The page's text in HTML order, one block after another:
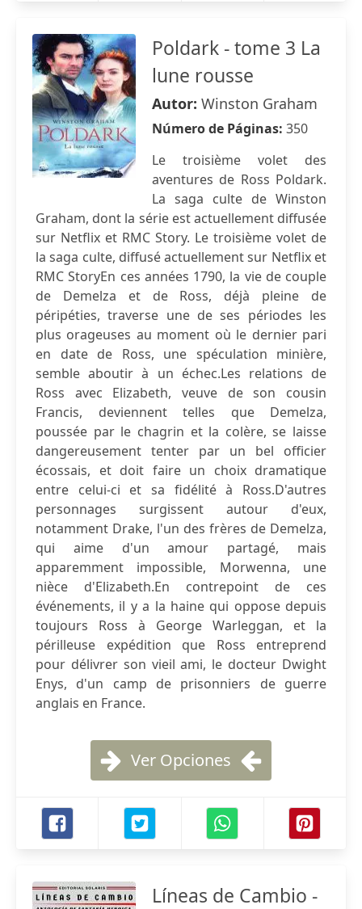
Poldark - tome 3 La
lune rousse
Autor: Winston Graham
Número de Páginas: 350
Le troisième volet des
aventures de Ross Poldark.
La saga culte de Winston
Graham, dont la série est actuellement diffusée
sur Netflix et RMC Story. Le troisième volet de
la saga culte, diffusé actuellement sur Netflix et
RMC StoryEn ces années 1790, la vie de couple
de Demelza et de Ross, déjà pleine de
péripéties, traverse une de ses périodes les
plus orageuses au moment où le dernier pari
en date de Ross, une spéculation minière,
semble aboutir à un échec.Les relations de
Ross avec Elizabeth, veuve de son cousin
Francis, deviennent telles que Demelza,
poussée par le chagrin et la colère, se laisse
dangereusement tenter par un bel officier
écossais, et doit faire un choix dramatique
entre celui-ci et sa fidélité à Ross.D'autres
personnages surgissent autour d'eux,
notamment Drake, l'un des frères de Demelza,
qui aime d'un amour partagé, mais
apparemment impossible, Morwenna, une
nièce d'Elizabeth.En contrepoint de ces
événements, il y a la haine qui oppose depuis
toujours Ross à George Warleggan, et la
périlleuse expédition que Ross entreprend
pour délivrer son vieil ami, le docteur Dwight
Enys, d'un camp de prisonniers de guerre
anglais en France.
Ver Opciones
Líneas de Cambio -